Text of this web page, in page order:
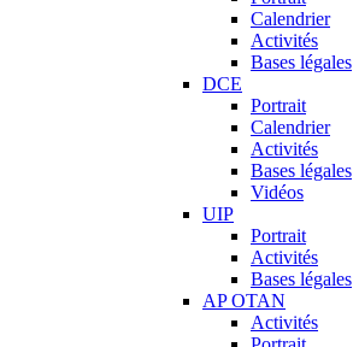
Calendrier
Activités
Bases légales
DCE
Portrait
Calendrier
Activités
Bases légales
Vidéos
UIP
Portrait
Activités
Bases légales
AP OTAN
Activités